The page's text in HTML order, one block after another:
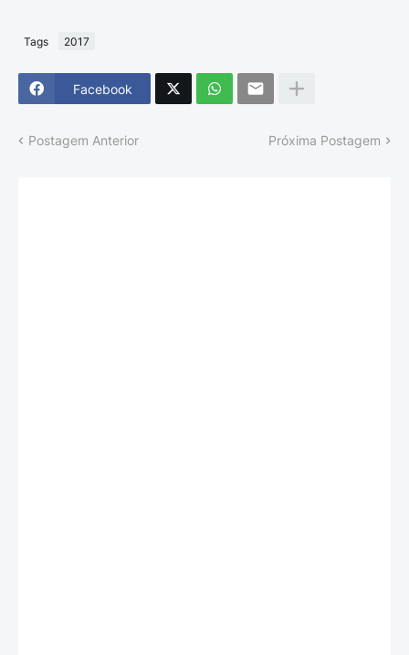
Tags 2017
Facebook
Postagem Anterior Próxima Postagem